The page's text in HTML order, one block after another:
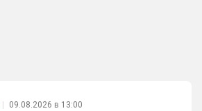
09.08.2026 в 13:00